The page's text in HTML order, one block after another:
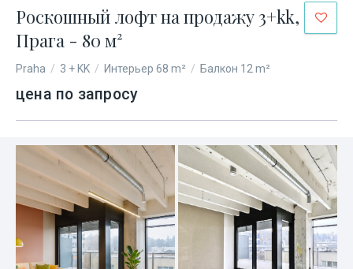
Роскошный лофт на продажу 3+kk,
Прага - 80 м²
Praha / 3 + KK / Интерьер 68 m² / Балкон 12 m²
цена по запросу